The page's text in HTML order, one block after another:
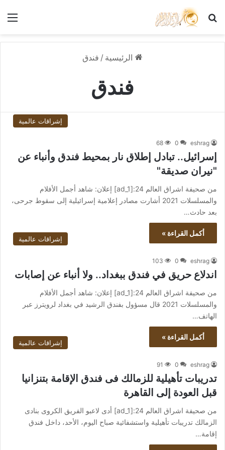
بحث عن
الرئيسية / فندق
فندق
إشراقات عالمية
eshrag
0
68
إسرائيل.. تبادل إطلاق نار بمحيط فندق وأنباء عن
"نيران صديقة"
من صحيفة اشراق العالم 24:[ad_1] إعلان: شاهد أجمل الأفلام
والمسلسلات 2021 أشارت مصادر إعلامية إسرائيلية إلى سقوط جرحى،
بعد حادث…
أكمل القراءة »
إشراقات عالمية
eshrag
0
103
اندلاع حريق في فندق ببغداد.. ولا أنباء عن إصابات
من صحيفة اشراق العالم 24:[ad_1] إعلان: شاهد أجمل الأفلام
والمسلسلات 2021 قال مسؤول بفندق الرشيد في بغداد لرويترز عبر
الهاتف…
أكمل القراءة »
إشراقات عالمية
eshrag
0
91
تدريبات تأهيلية للزمالك فى فندق الإقامة بتنزانيا
قبل العودة إلى القاهرة
من صحيفة اشراق العالم 24:[ad_1] أدى لاعبو الفريق الكروى بنادى
الزمالك تدريبات تأهيلية واستشفائية صباح اليوم، الأحد، داخل فندق
إقامة…